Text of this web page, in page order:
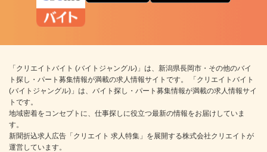
「クリエイトバイト (バイトジャングル)」は、新潟県長岡市・その他のバイ
ト探し・パート募集情報が満載の求人情報サイトです。 「クリエイトバイト
(バイトジャングル)」は、バイト探し・パート募集情報が満載の求人情報サイ
トです。
地域密着をコンセプトに、仕事探しに役立つ最新の情報をお届けしていま
す。
新聞折込求人広告「クリエイト 求人特集」を展開する株式会社クリエイトが
運営しています。